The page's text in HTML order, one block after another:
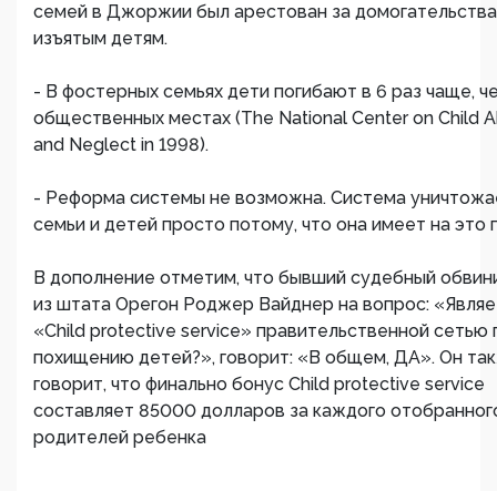
семей в Джоржии был арестован за
изъятым детям.
- В фостерных семьях дети погибают в 6 раз чаще,
общественных местах (The National Center on Child
and Neglect in 1998).
- Реформа системы не возможна. Система
семьи и детей просто потому, что она имеет на это
В дополнение отметим, что бывший судебный
из штата Орегон Роджер Вайднер на вопрос:
«Child protective service» правительственной сетью
похищению детей?», говорит: «В общем, ДА». Он
говорит, что финально бонус Child protective service
составляет 85000 долларов за каждого
родителей ребенка